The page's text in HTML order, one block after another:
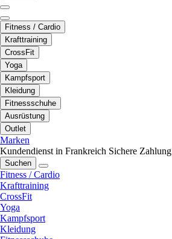
Fitness / Cardio
Krafttraining
CrossFit
Yoga
Kampfsport
Kleidung
Fitnessschuhe
Ausrüstung
Outlet
Marken
Kundendienst in Frankreich Sichere Zahlung
Suchen
Fitness / Cardio
Krafttraining
CrossFit
Yoga
Kampfsport
Kleidung